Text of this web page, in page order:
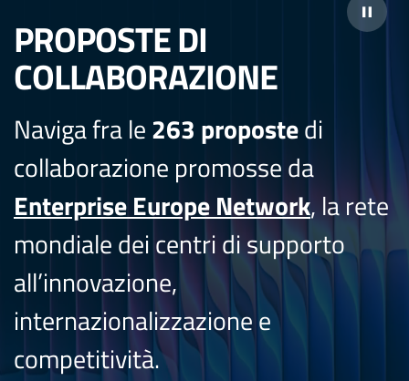
PROPOSTE DI
COLLABORAZIONE
Naviga fra le263 propostedi
collaborazione promosse da
Enterprise Europe Network, la rete
mondiale dei centri di supporto
all’innovazione,
internazionalizzazione e
competitività.